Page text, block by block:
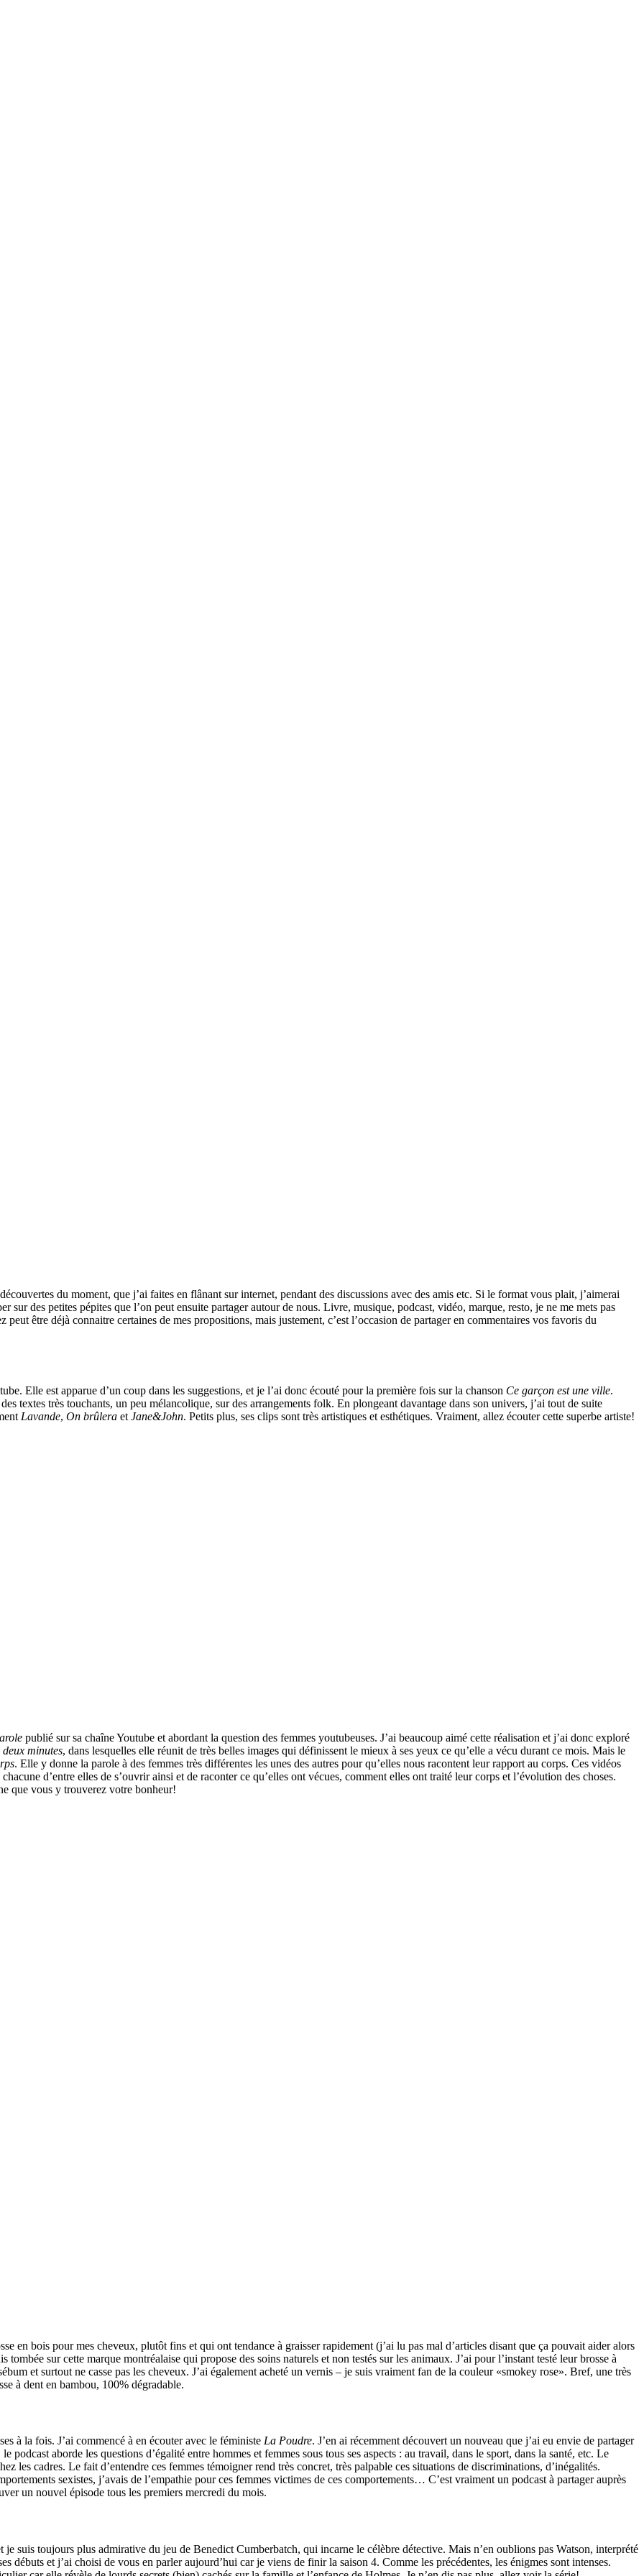
du moment, que j’ai faites en flânant sur internet, pendant des discussions avec des amis etc. Si le format vous plait, j’aimerai
sur des petites pépites que l’on peut ensuite partager autour de nous. Livre, musique, podcast, vidéo, marque, resto, je ne me mets pas
être déjà connaitre certaines de mes propositions, mais justement, c’est l’occasion de partager en commentaires vos favoris du
Elle est apparue d’un coup dans les suggestions, et je l’ai donc écouté pour la première fois sur la chanson Ce garçon est une ville.
textes très touchants, un peu mélancolique, sur des arrangements folk. En plongeant davantage dans son univers, j’ai tout de suite
Lavande, On brûlera et Jane&John. Petits plus, ses clips sont très artistiques et esthétiques. Vraiment, allez écouter cette superbe artiste!
publié sur sa chaîne Youtube et abordant la question des femmes youtubeuses. J’ai beaucoup aimé cette réalisation et j’ai donc exploré
minutes, dans lesquelles elle réunit de très belles images qui définissent le mieux à ses yeux ce qu’elle a vécu durant ce mois. Mais le
. Elle y donne la parole à des femmes très différentes les unes des autres pour qu’elles nous racontent leur rapport au corps. Ces vidéos
d’entre elles de s’ouvrir ainsi et de raconter ce qu’elles ont vécues, comment elles ont traité leur corps et l’évolution des choses.
que vous y trouverez votre bonheur!
en bois pour mes cheveux, plutôt fins et qui ont tendance à graisser rapidement (j’ai lu pas mal d’articles disant que ça pouvait aider alors
sur cette marque montréalaise qui propose des soins naturels et non testés sur les animaux. J’ai pour l’instant testé leur brosse à
et surtout ne casse pas les cheveux. J’ai également acheté un vernis – je suis vraiment fan de la couleur «smokey rose». Bref, une très
à dent en bambou, 100% dégradable.
à la fois. J’ai commencé à en écouter avec le féministe La Poudre. J’en ai récemment découvert un nouveau que j’ai eu envie de partager
podcast aborde les questions d’égalité entre hommes et femmes sous tous ses aspects : au travail, dans le sport, dans la santé, etc. Le
les cadres. Le fait d’entendre ces femmes témoigner rend très concret, très palpable ces situations de discriminations, d’inégalités.
sexistes, j’avais de l’empathie pour ces femmes victimes de ces comportements… C’est vraiment un podcast à partager auprès
un nouvel épisode tous les premiers mercredi du mois.
je suis toujours plus admirative du jeu de Benedict Cumberbatch, qui incarne le célèbre détective. Mais n’en oublions pas Watson, interprété
débuts et j’ai choisi de vous en parler aujourd’hui car je viens de finir la saison 4. Comme les précédentes, les énigmes sont intenses.